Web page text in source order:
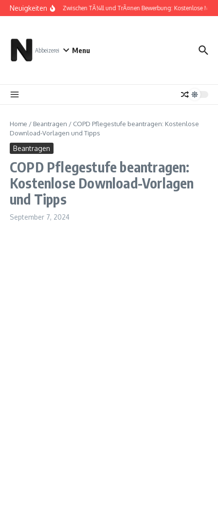
Zum Inhalt springen
Neuigkeiten Zwischen TÃ¼ll und TrÃ¤nen Bewerbung: Kostenlose
Abbeizerei Menu
Home / Beantragen / COPD Pflegestufe beantragen: Kostenlose
Download-Vorlagen und Tipps
Beantragen
COPD Pflegestufe beantragen:
Kostenlose Download-Vorlagen
und Tipps
September 7, 2024